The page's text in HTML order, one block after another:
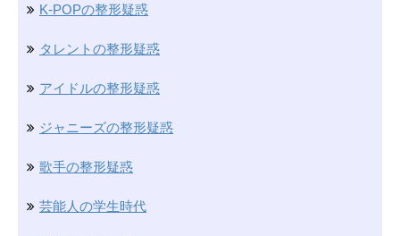
K-POPの整形疑惑
タレントの整形疑惑
アイドルの整形疑惑
ジャニーズの整形疑惑
歌手の整形疑惑
芸能人の学生時代